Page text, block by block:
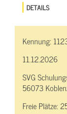
DETAILS
Kennung:
11.12.2026
SVG
56073
Freie Plätze: